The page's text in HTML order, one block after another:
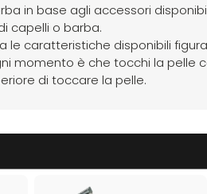
in base agli accessori
capelli o barba.
le caratteristiche disponibili
momento è che tocchi la pelle
di toccare la pelle.